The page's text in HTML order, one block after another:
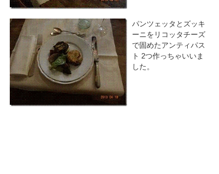
パンツェッタとズッキ
ーニをリコッタチーズ
で固めたアンティパス
ト 2つ作っちゃいいま
した。